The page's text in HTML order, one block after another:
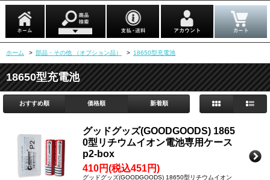
ホーム > 部品・その他 （オプション品） > 18650型充電池
18650型充電池
おすすめ順 価格順 新着順
グッドグッズ(GOODGOODS) 1865
0型リチウムイオン電池専用ケース
p2-box
410円(税込451円)
グッドグッズ(GOODGOODS) 18650型リチウムイオン